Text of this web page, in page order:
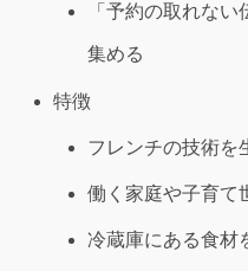
「予約の取れな
集める
特徴
フレンチの技術を
働く家庭や子育て
冷蔵庫にある食材